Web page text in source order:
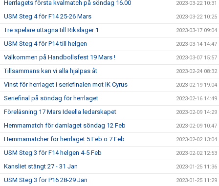
Herrlagets första kvalmatch på söndag 16.00 2023-03-22 10:31
USM Steg 4 för F14 25-26 Mars 2023-03-22 10:25
Tre spelare uttagna till Riksläger 1 2023-03-17 09:04
USM Steg 4 för P14 till helgen 2023-03-14 14:47
Välkommen på Handbollsfest 19 Mars ! 2023-03-07 15:57
Tillsammans kan vi alla hjälpas åt 2023-02-24 08:32
Vinst för herrlaget i seriefinalen mot IK Cyrus 2023-02-19 19:04
Seriefinal på söndag för herrlaget 2023-02-16 14:49
Föreläsning 17 Mars Ideella ledarskapet 2023-02-09 14:29
Hemmamatch för damlaget söndag 12 Feb 2023-02-09 10:47
Hemmamatcher för herrlaget 5 Feb o 7 Feb 2023-02-02 13:04
USM Steg 3 för F14 helgen 4-5 Feb 2023-02-02 12:53
Kansliet stängt 27 - 31 Jan 2023-01-25 11:36
USM Steg 3 för P16 28-29 Jan 2023-01-25 11:29